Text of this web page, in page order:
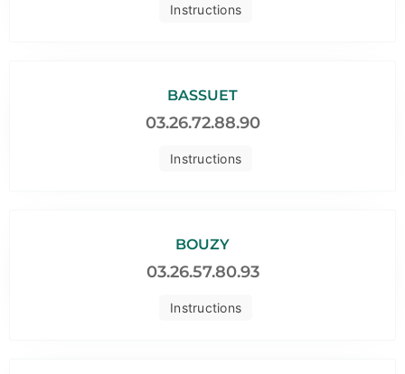
Instructions
Instructions
BASSUET
03.26.72.88.90
Instructions
BOUZY
03.26.57.80.93